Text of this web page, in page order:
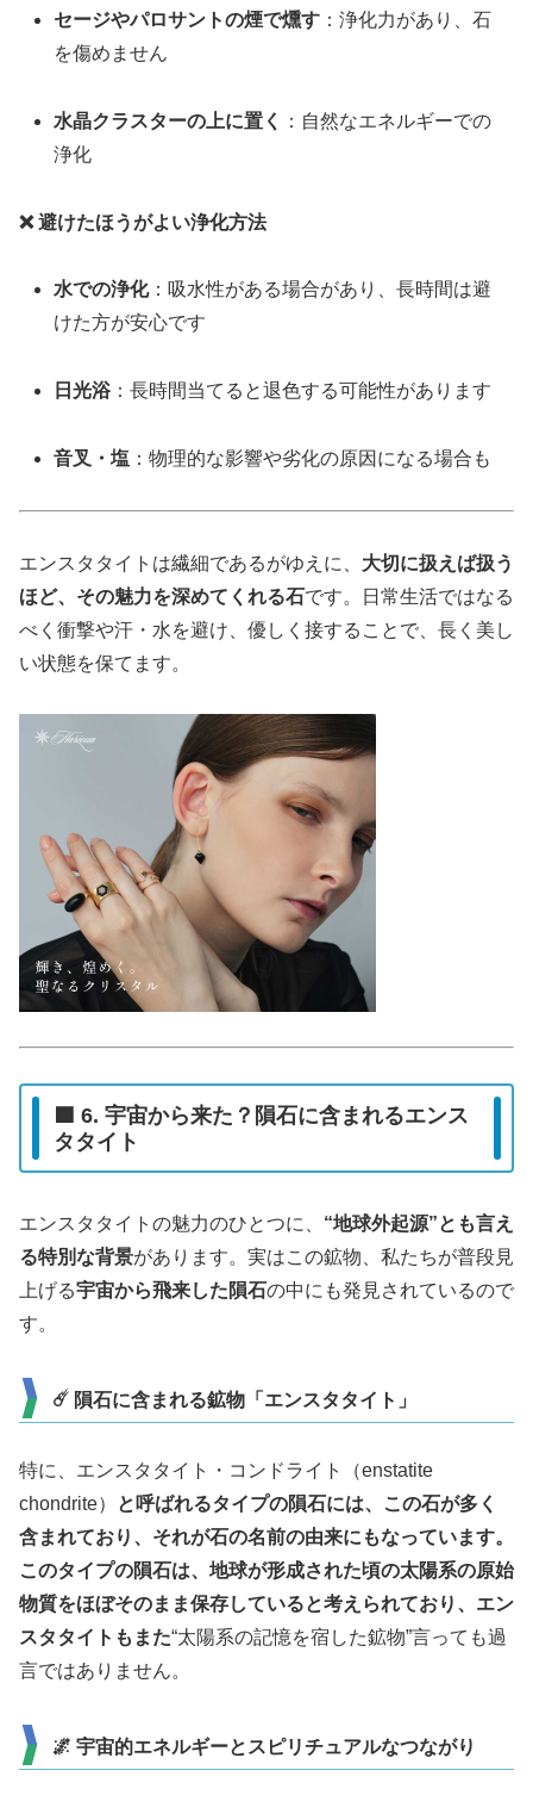
セージやパロサントの煙で燻す ：浄化力があり、石
を傷めません
水晶クラスターの上に置く
：自然なエネルギーでの
浄化
❌ 避けたほうがよい浄化方法
水での浄化：吸水性がある場合があり、長時間は避
けた方が安心です
日光浴 ：長時間当てると退色する可能性があります
音叉・塩 ：物理的な影響や劣化の原因になる場合も
エンスタタイトは繊細であるがゆえに、 大切に扱えば扱う
ほど、その魅力を深めてくれる石です。日常生活ではなる
べく衝撃や汗・水を避け、優しく接することで、長く美し
い状態を保てます。
🟦 6. 宇宙から来た？隕石に含まれるエンス
タタイト
エンスタタイトの魅力のひとつに、 “地球外起源”とも言え
る特別な背景があります。実はこの鉱物、私たちが普段見
上げる宇宙から飛来した隕石の中にも発見されているので
す。
☄️ 隕石に含まれる鉱物「エンスタタイト」
特に、エンスタタイト・コンドライト（enstatite
chondrite）
と呼ばれるタイプの隕石には、この石が多く
含まれており、それが石の名前の由来にもなっています。
このタイプの隕石は、地球が形成された頃の太陽系の原始
物質をほぼそのまま保存していると考えられており、エン
スタタイトもまた“太陽系の記憶を宿した鉱物”言っても過
言ではありません。
🌌 宇宙的エネルギーとスピリチュアルなつながり